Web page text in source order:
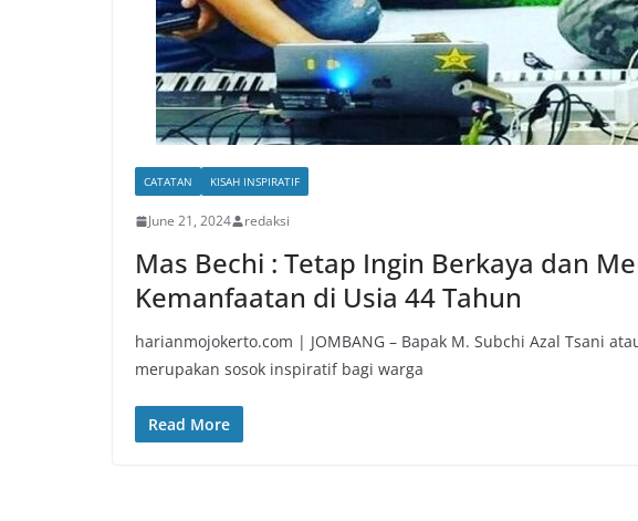
CATATAN KISAH INSPIRATIF
June 21, 2024 redaksi
Mas Bechi : Tetap Ingin Berkaya dan
Kemanfaatan di Usia 44 Tahun
harianmojokerto.com | JOMBANG – Bapak M. Subchi Azal Tsani
merupakan sosok inspiratif bagi warga
Read More